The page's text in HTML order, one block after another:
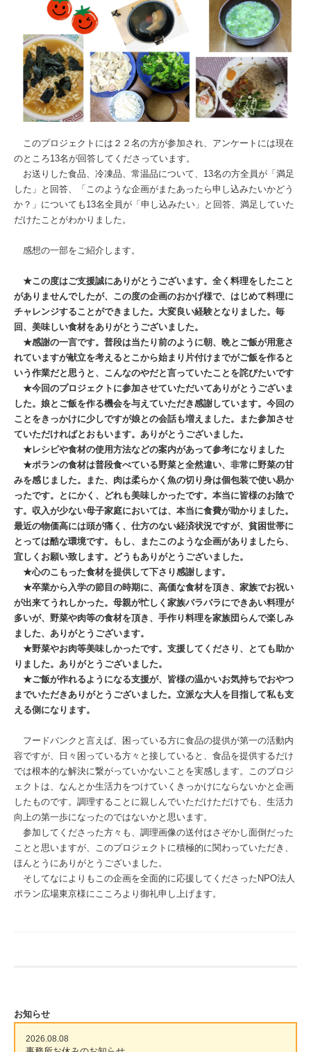
このプロジェクトには２２名の方が参加され、アンケートには現在
のところ13名が回答してくださっています。
お送りした食品、冷凍品、常温品について、13名の方全員が「満足
した」と回答、「このような企画がまたあったら申し込みたいかどう
か？」についても13名全員が「申し込みたい」と回答、満足していた
だけたことがわかりました。
感想の一部をご紹介します。
★この度はご支援誠にありがとうございます。全く料理をしたこと
がありませんでしたが、この度の企画のおかげ様で、はじめて料理に
チャレンジすることができました。大変良い経験となりました。毎
回、美味しい食材をありがとうございました。
★感謝の一言です。普段は当たり前のように朝、晩とご飯が用意さ
れていますが献立を考えるとこから始まり片付けまでがご飯を作ると
いう作業だと思うと、こんなのやだと言っていたことを詫びたいです
★今回のプロジェクトに参加させていただいてありがとうございま
した。娘とご飯を作る機会を与えていただき感謝しています。今回の
ことをきっかけに少しですが娘との会話も増えました。また参加させ
ていただければとおもいます。ありがとうございました。
★レシピや食材の使用方法などの案内があって参考になりました
★ポランの食材は普段食べている野菜と全然違い、非常に野菜の甘
みを感じました。また、肉は柔らかく魚の切り身は個包装で使い易か
ったです。とにかく、どれも美味しかったです。本当に皆様のお陰で
す。収入が少ない母子家庭においては、本当に食費が助かりました。
最近の物価高には頭が痛く、仕方のない経済状況ですが、貧困世帯に
とっては酷な環境です。もし、またこのような企画がありましたら、
宜しくお願い致します。どうもありがとうございました。
★心のこもった食材を提供して下さり感謝します。
★卒業から入学の節目の時期に、高価な食材を頂き、家族でお祝い
が出来てうれしかった。母親が忙しく家族バラバラにできあい料理が
多いが、野菜や肉等の食材を頂き、手作り料理を家族団らんで楽しみ
ました、ありがとうございます。
★野菜やお肉等美味しかったです。支援してくださり、とても助か
りました。ありがとうございました。
★ご飯が作れるようになる支援が、皆様の温かいお気持ちでおやつ
までいただきありがとうございました。立派な大人を目指して私も支
える側になります。
フードバンクと言えば、困っている方に食品の提供が第一の活動内
容ですが、日々困っている方々と接していると、食品を提供するだけ
では根本的な解決に繋がっていかないことを実感します。このプロジ
ェクトは、なんとか生活力をつけていくきっかけにならないかと企画
したものです。調理することに親しんでいただけただけでも、生活力
向上の第一歩になったのではないかと思います。
参加してくださった方々も、調理画像の送付はさぞかし面倒だった
ことと思いますが、このプロジェクトに積極的に関わっていただき、
ほんとうにありがとうございました。
そしてなによりもこの企画を全面的に応援してくださったNPO法人
ポラン広場東京様にこころより御礼申し上げます。
お知らせ
2026.08.08